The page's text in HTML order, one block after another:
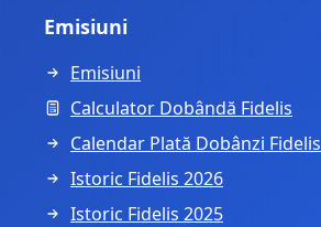
Emisiuni
Emisiuni
Calculator Dobândă Fidelis
Calendar Plată Dobânzi Fidelis
Istoric Fidelis 2026
Istoric Fidelis 2025